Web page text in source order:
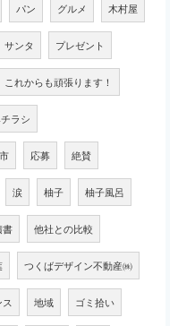
パン グルメ 木村屋
サンタ プレゼント
これからも頑張ります！
ラシ
応募 絶賛
涙 柚子 柚子風呂
書 他社との比較
つくばデザイン不動産㈱
地域 ゴミ拾い